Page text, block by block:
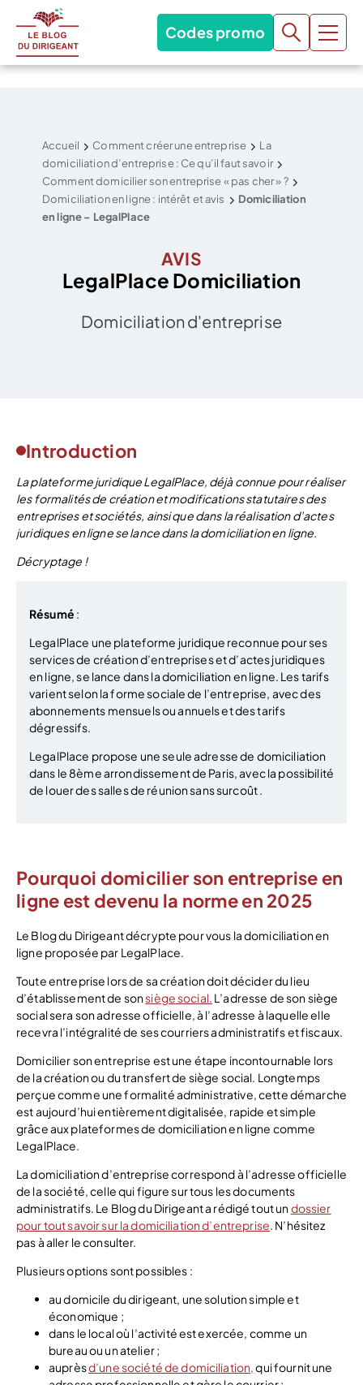
Codes promo
Accueil Comment créer une entreprise
La
domiciliation d’entreprise : Ce qu’il faut savoir
Comment domicilier son entreprise « pas cher » ?
Domiciliation en ligne : intérêt et avis
Domiciliation
en ligne – LegalPlace
AVIS
LegalPlace Domiciliation
Domiciliation d'entreprise
Introduction
La plateforme juridique LegalPlace, déjà connue pour réaliser
les formalités de création et modifications statutaires des
entreprises et sociétés, ainsi que dans la réalisation d’actes
juridiques en ligne se lance dans la domiciliation en ligne.
Décryptage !
Résumé :
LegalPlace une plateforme juridique reconnue pour ses
services de création d’entreprises et d’actes juridiques
en ligne, se lance dans la domiciliation en ligne. Les tarifs
varient selon la forme sociale de l’entreprise, avec des
abonnements mensuels ou annuels et des tarifs
dégressifs.
LegalPlace propose une seule adresse de domiciliation
dans le 8ème arrondissement de Paris, avec la possibilité
de louer des salles de réunion sans surcoût .
Pourquoi domicilier son entreprise en
ligne est devenu la norme en 2025
Le Blog du Dirigeant décrypte pour vous la domiciliation en
ligne proposée par LegalPlace.
Toute entreprise lors de sa création doit décider du lieu
d’établissement de sonsiège social. L’adresse de son siège
social sera son adresse officielle, à l’adresse à laquelle elle
recevra l’intégralité de ses courriers administratifs et fiscaux.
Domicilier son entreprise est une étape incontournable lors
de la création ou du transfert de siège social. Longtemps
perçue comme une formalité administrative, cette démarche
est aujourd’hui entièrement digitalisée, rapide et simple
grâce aux plateformes de domiciliation en ligne comme
LegalPlace.
La domiciliation d’entreprise correspond à l’adresse officielle
de la société, celle qui figure sur tous les documents
administratifs. Le Blog du Dirigeant a rédigé tout undossier
pour tout savoir sur la domiciliation d’entreprise . N’hésitez
pas à aller le consulter.
Plusieurs options sont possibles :
au domicile du dirigeant, une solution simple et
économique ;
dans le local où l’activité est exercée, comme un
bureau ou un atelier ;
auprèsd’une société de domiciliation, qui fournit une